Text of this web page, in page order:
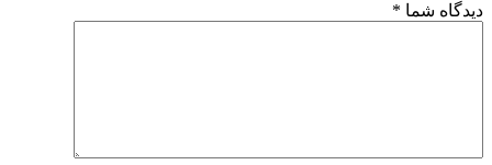
دیدگاه شما *